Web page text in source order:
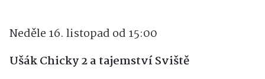
Neděle 16. listopad od 15:00
Ušák Chicky 2 a tajemství Sviště